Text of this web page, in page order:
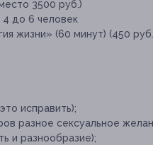
3500 руб.)
4 до 6 человек
жизни» (60 минут) (450 руб.
исправить);
разное сексуальное
и разнообразие);